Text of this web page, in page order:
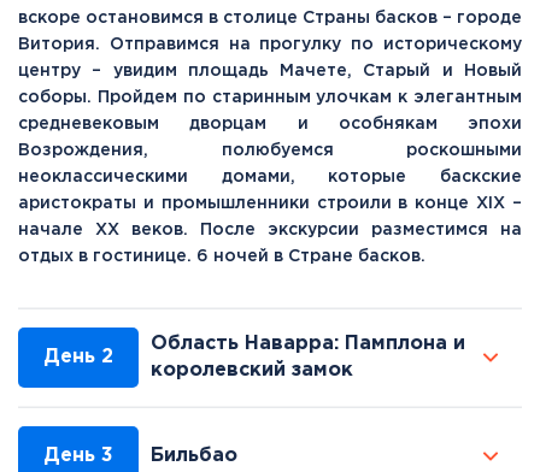
вскоре остановимся в столице Страны басков – городе
Витория. Отправимся на прогулку по историческому
центру – увидим площадь Мачете, Старый и Новый
соборы. Пройдем по старинным улочкам к элегантным
средневековым дворцам и особнякам эпохи
Возрождения, полюбуемся роскошными
неоклассическими домами, которые баскские
аристократы и промышленники строили в конце XIX –
начале XX веков. После экскурсии разместимся на
отдых в гостинице. 6 ночей в Стране басков.
День 2
Область Наварра: Памплона и
королевский замок
День 3 Бильбао